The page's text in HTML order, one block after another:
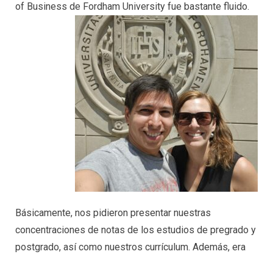
of Business de Fordham University fue bastante fluido.
Básicamente, nos pidieron presentar nuestras
concentraciones de notas de los estudios de pregrado y
postgrado, así como nuestros currículum. Además, era